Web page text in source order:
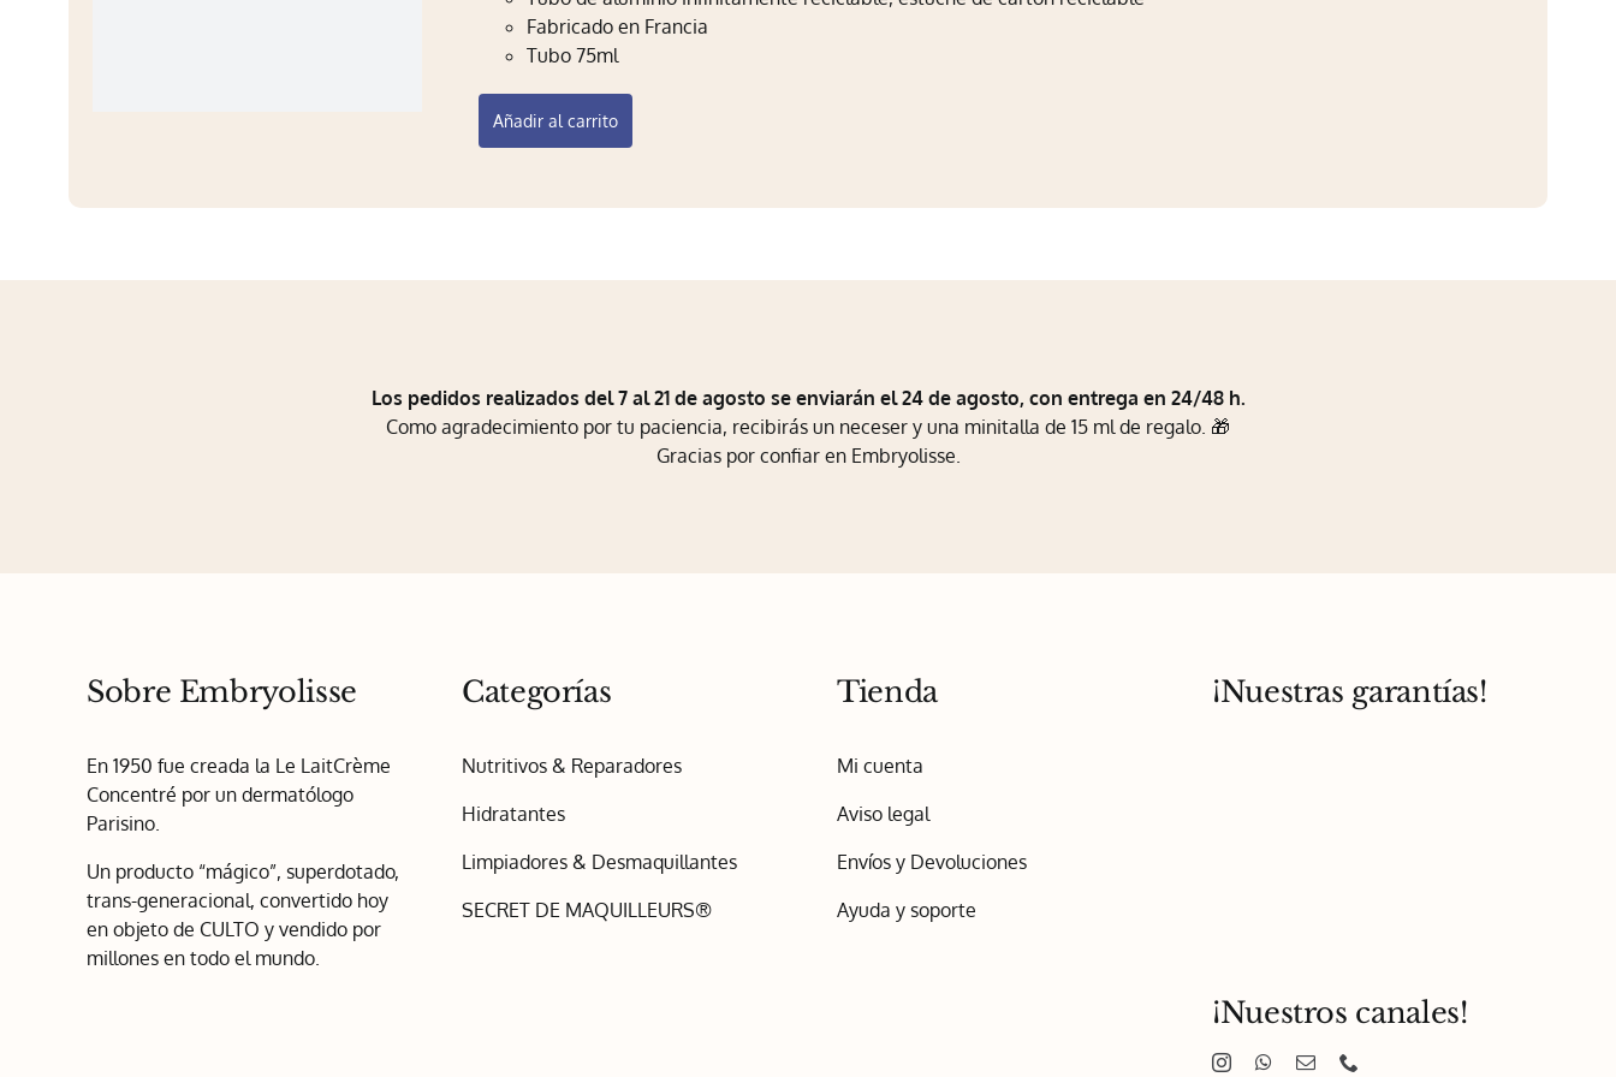
Fabricado en Francia
Tubo 75ml
Añadir al carrito
Los pedidos realizados del 7 al 21 de agosto se enviarán el 24 de agosto, con entrega en 24/48 h.
Como agradecimiento por tu paciencia, recibirás un neceser y una minitalla de 15 ml de regalo. 🎁
Gracias por confiar en Embryolisse.
Sobre Embryolisse
En 1950 fue creada la Le LaitCrème
Concentré por un dermatólogo
Parisino.
Un producto “mágico”, superdotado,
trans-generacional, convertido hoy
en objeto de CULTO y vendido por
millones en todo el mundo.
Categorías
Nutritivos & Reparadores
Hidratantes
Limpiadores & Desmaquillantes
SECRET DE MAQUILLEURS®
Tienda
Mi cuenta
Aviso legal
Envíos y Devoluciones
Ayuda y soporte
¡Nuestras garantías!
¡Nuestros canales!